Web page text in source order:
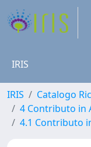
IRIS
IRIS
Catalogo
4 Contributo in
4.1 Contributo